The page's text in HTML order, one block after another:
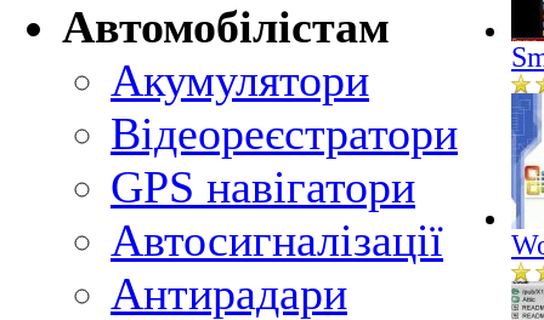
Автомобілістам
Акумулятори
Відеореєстратори
GPS навігатори
Автосигналізації
Антирадари